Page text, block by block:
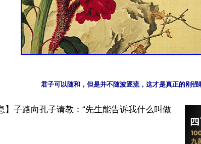
】子路向孔子请教：“先生能告诉我什么叫做